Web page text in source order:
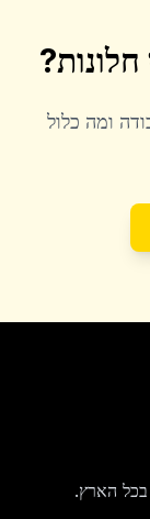
חלונות?
ומה כלול
בכל הארץ.